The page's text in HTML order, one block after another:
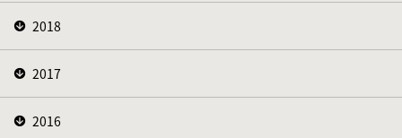
2018
2017
2016